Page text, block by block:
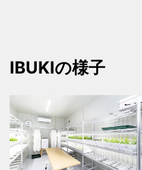
IBUKIの様子